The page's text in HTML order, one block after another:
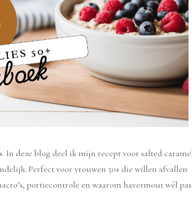
In deze blog deel ik mijn recept voor salted
Perfect voor vrouwen 50+ die willen afvallen
portiecontrole en waarom havermout wél